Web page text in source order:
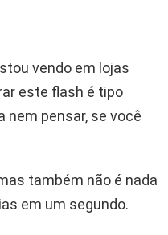
vendo em lojas
este flash é tipo
nem pensar, se você
também não é nada
em um segundo.